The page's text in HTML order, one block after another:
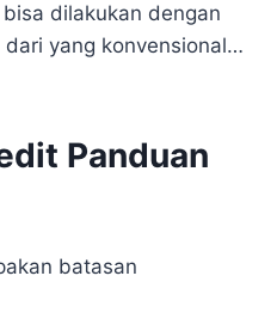
dilakukan dengan
yang konvensional…
Panduan
batasan